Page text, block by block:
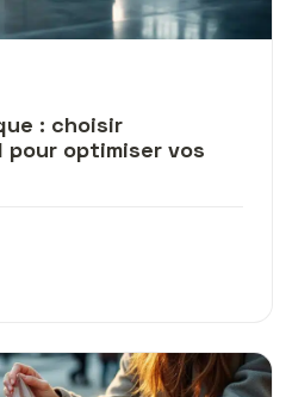
: choisir
pour optimiser vos